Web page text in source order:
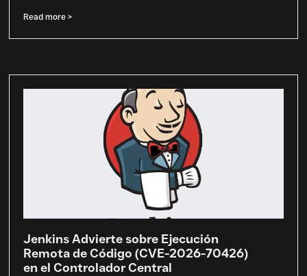
Read more >
Jenkins Advierte sobre Ejecución
Remota de Código (CVE-2026-70426)
en el Controlador Central